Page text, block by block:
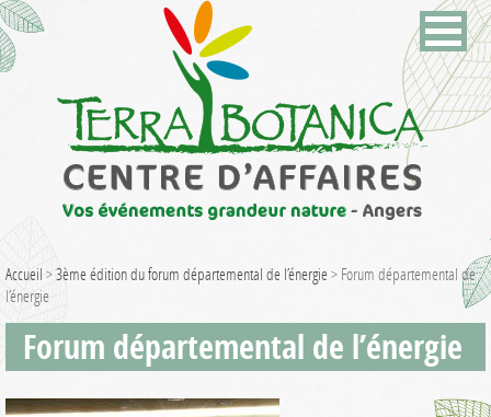
Accueil >3ème édition du forum départemental de l’énergie> Forum départemental de
l’énergie
Forum départemental de l’énergie